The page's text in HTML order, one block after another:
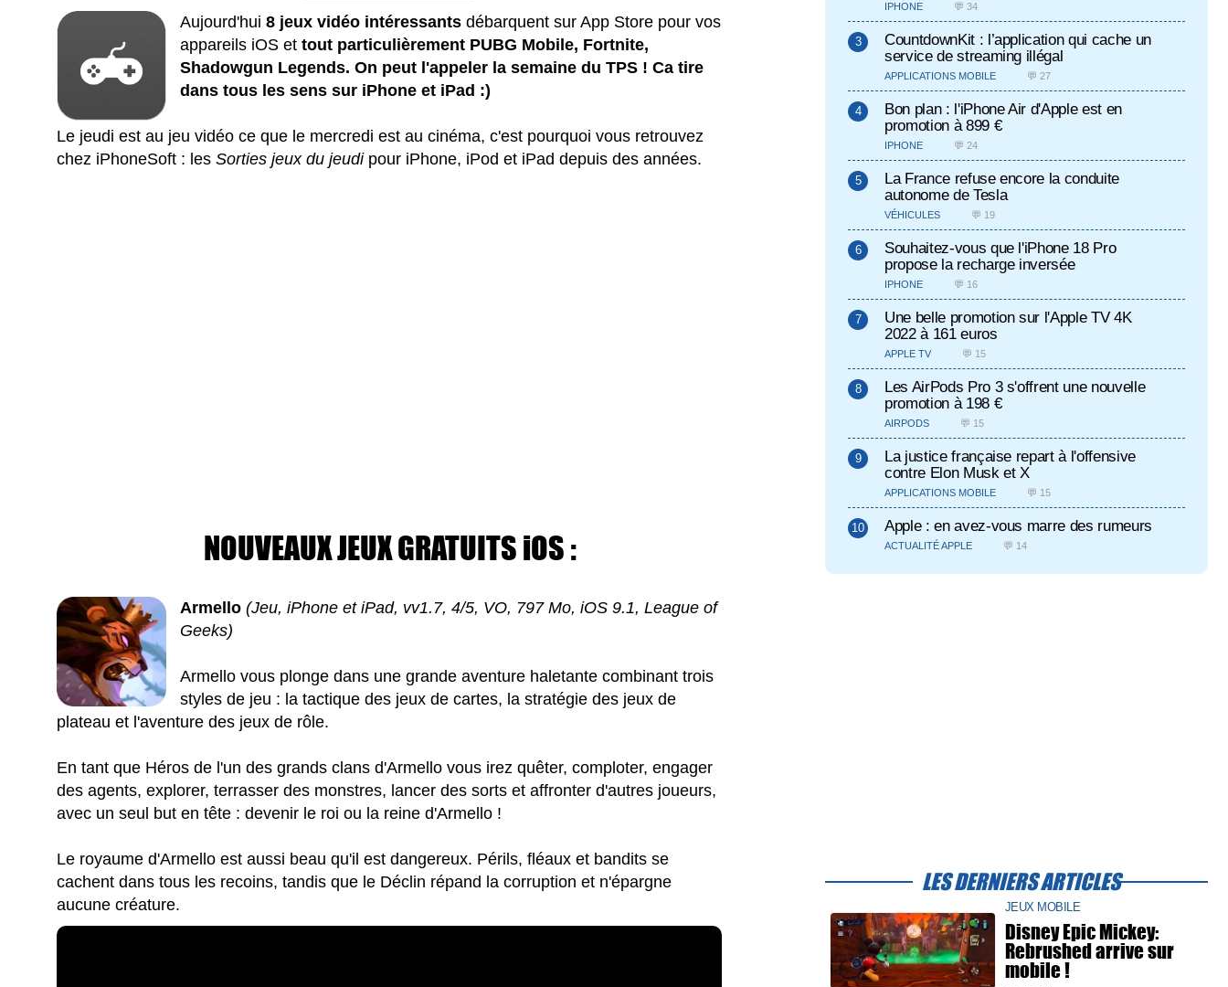
Aujourd'hui8 jeux vidéo intéressants débarquent sur App Store pour vos
appareils iOS ettout particulièrement PUBG Mobile, Fortnite,
Shadowgun Legends. On peut l'appeler la semaine du TPS ! Ca tire
dans tous les sens sur iPhone et iPad :)
Le jeudi est au jeu vidéo ce que le mercredi est au cinéma, c'est pourquoi vous retrouvez
chez iPhoneSoft : lesSorties jeux du jeudipour iPhone, iPod et iPad depuis des années.
NOUVEAUX JEUX GRATUITS iOS :
Armello (Jeu, iPhone et iPad, vv1.7, 4/5, VO, 797 Mo, iOS 9.1, League of
Geeks)
Armello vous plonge dans une grande aventure haletante combinant trois
styles de jeu : la tactique des jeux de cartes, la stratégie des jeux de
plateau et l'aventure des jeux de rôle.
En tant que Héros de l'un des grands clans d'Armello vous irez quêter, comploter, engager
des agents, explorer, terrasser des monstres, lancer des sorts et affronter d'autres joueurs,
avec un seul but en tête : devenir le roi ou la reine d'Armello !
Le royaume d'Armello est aussi beau qu'il est dangereux. Périls, fléaux et bandits se
cachent dans tous les recoins, tandis que le Déclin répand la corruption et n'épargne
aucune créature.
IPHONE 💬 34
CountdownKit : l’application qui cache un
service de streaming illégal
APPLICATIONS MOBILE 💬 27
Bon plan : l'iPhone Air d'Apple est en
promotion à 899 €
IPHONE 💬 24
La France refuse encore la conduite
autonome de Tesla
VÉHICULES 💬 19
Souhaitez-vous que l'iPhone 18 Pro
propose la recharge inversée
IPHONE 💬 16
Une belle promotion sur l'Apple TV 4K
2022 à 161 euros
APPLE TV 💬 15
Les AirPods Pro 3 s'offrent une nouvelle
promotion à 198 €
AIRPODS 💬 15
La justice française repart à l'offensive
contre Elon Musk et X
APPLICATIONS MOBILE 💬 15
Apple : en avez-vous marre des rumeurs
ACTUALITÉ APPLE 💬 14
LES DERNIERS ARTICLES
JEUX MOBILE
Disney Epic Mickey:
Rebrushed arrive sur
mobile !